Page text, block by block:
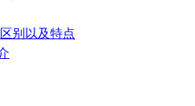
别以及特点